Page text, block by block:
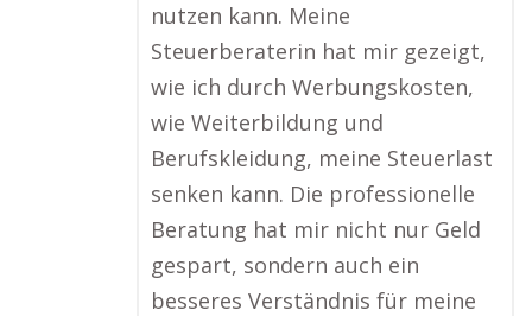
nutzen kann. Meine
Steuerberaterin hat mir gezeigt,
wie ich durch Werbungskosten,
wie Weiterbildung und
Berufskleidung, meine Steuerlast
senken kann. Die professionelle
Beratung hat mir nicht nur Geld
gespart, sondern auch ein
besseres Verständnis für meine